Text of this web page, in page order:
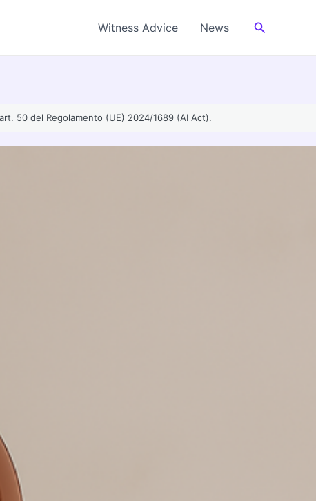
Witness Advice News Cerca
50 del Regolamento (UE) 2024/1689 (AI Act).